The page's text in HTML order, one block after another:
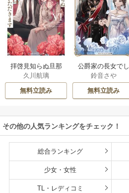
拝啓見知らぬ旦那
様、離婚していた
だきます
久川航璃
無料立読み
公爵家の長女でし
た
鈴音さや
無料立読み
その他の人気ランキングをチェック！
総合ランキング
少女・女性
TL・レディコミ